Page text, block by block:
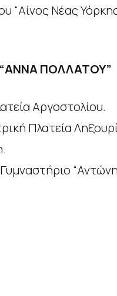
“Αίνος Νέας
ΠΟΛΛΑΤΟΥ”
Αργοστολίου.
Πλατεία